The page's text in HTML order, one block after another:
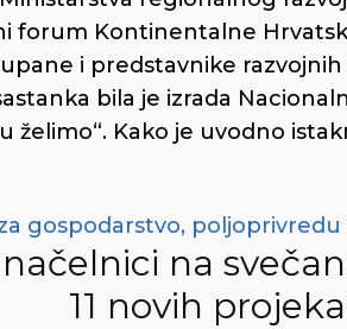
forum Kontinentalne
i predstavnike
bila je izrada
želimo“. Kako je uvodno
gospodarstvo,
na
11 novih